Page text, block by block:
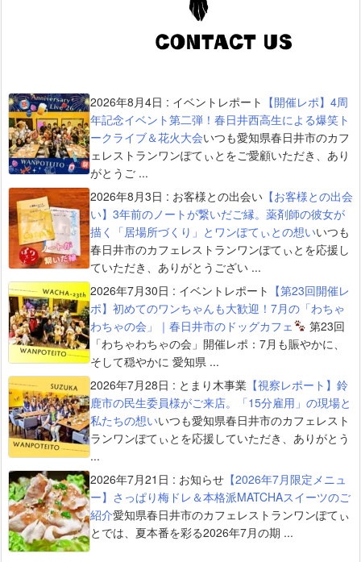
2026年8月4日 : イベントレポート 【開催レポ】4周
年記念イベント第二弾！春日井西高生による爆笑ト
ークライブ＆花火大会いつも愛知県春日井市のカフ
ェレストランワンぽてぃとをご愛顧いただき、あり
がとうご ...
2026年8月3日 : お客様との出会い 【お客様との出会
い】3年前のノートが繋いだご縁。薬剤師の彼女が
描く「居場所づくり」とワンぽてぃとの想いいつも
春日井市のカフェレストランワンぽてぃとを応援し
ていただき、ありがとうござい ...
2026年7月30日 : イベントレポート 【第23回開催レ
ポ】初めてのワンちゃんも大歓迎！7月の「わちゃ
わちゃの会」｜春日井市のドッグカフェ
第23回
「わちゃわちゃの会」開催レポ：7月も賑やかに、
そして穏やかに 愛知県 ...
2026年7月28日 : とまり木事業 【視察レポート】鈴
鹿市の民生委員様がご来店。「15分雇用」の現場と
私たちの想いいつも愛知県春日井市のカフェレスト
ランワンぽてぃとを応援していただき、ありがとう
...
2026年7月21日 : お知らせ 【2026年7月限定メニュ
ー】さっぱり梅ドレ＆本格派MATCHAスイーツのご
紹介愛知県春日井市のカフェレストランワンぽてぃ
とでは、夏本番を彩る2026年7月の期 ...